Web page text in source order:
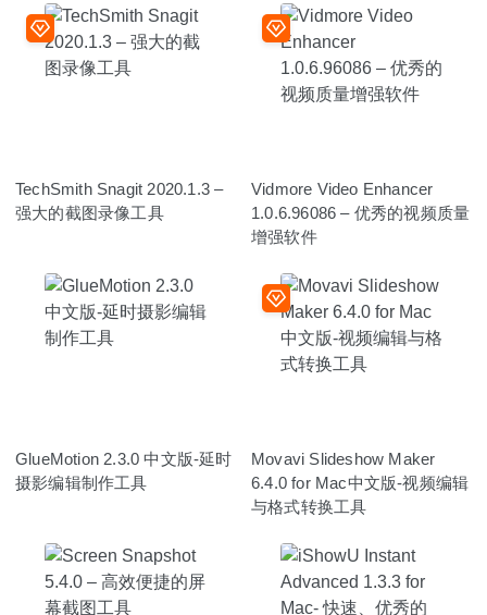
TechSmith Snagit 2020.1.3 –
强大的截图录像工具
Vidmore Video Enhancer
1.0.6.96086 – 优秀的视频质量
增强软件
GlueMotion 2.3.0 中文版-延时
摄影编辑制作工具
Movavi Slideshow Maker
6.4.0 for Mac中文版-视频编辑
与格式转换工具